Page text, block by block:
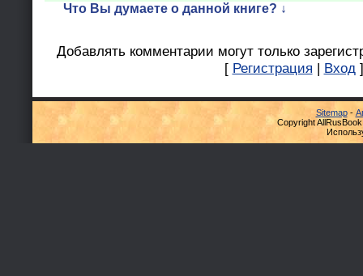
Что Вы думаете о данной книге? ↓
Добавлять комментарии могут только
[ Регистрация | Вход ]
Sitemap-
Copyright